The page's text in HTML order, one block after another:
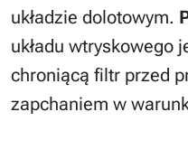
układzie dolotowym.
układu wtryskowego
chroniącą filtr przed
zapchaniem w